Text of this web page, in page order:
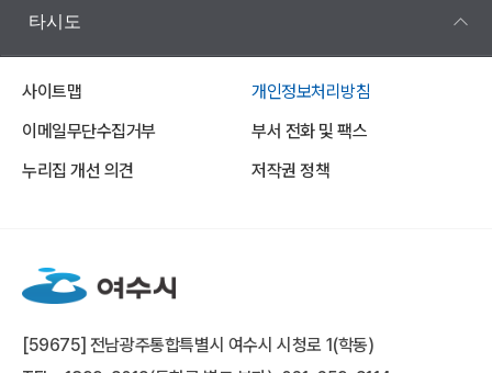
타시도
사이트맵
개인정보처리방침
이메일무단수집거부
부서 전화 및 팩스
누리집 개선 의견
저작권 정책
[59675] 전남광주통합특별시 여수시 시청로 1(학동)